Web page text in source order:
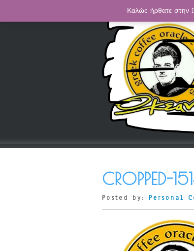
CROPPED-
Posted by: Personal
Καλώς ήρθατε στην